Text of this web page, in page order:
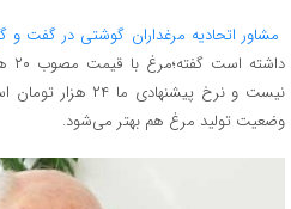
مشاور اتحادیه مرغداران گوشتی در گفت و گویی که در روز
نیست و نرخ
وضعیت تولید مرغ هم بهتر می‌شود.